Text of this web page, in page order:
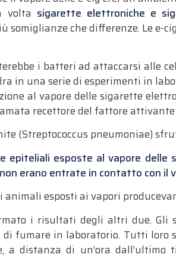
volta sigarette elettroniche e
somiglianze che differenze. Le
i batteri ad attaccarsi alle
in una serie di esperimenti in
al vapore delle sigarette
recettore del fattore
(Streptococcus pneumoniae)
epiteliali esposte al vapore
erano entrate in contatto con il
animali esposti ai vapori
i risultati degli altri due.
fumare in laboratorio. Tutti
a distanza di un’ora